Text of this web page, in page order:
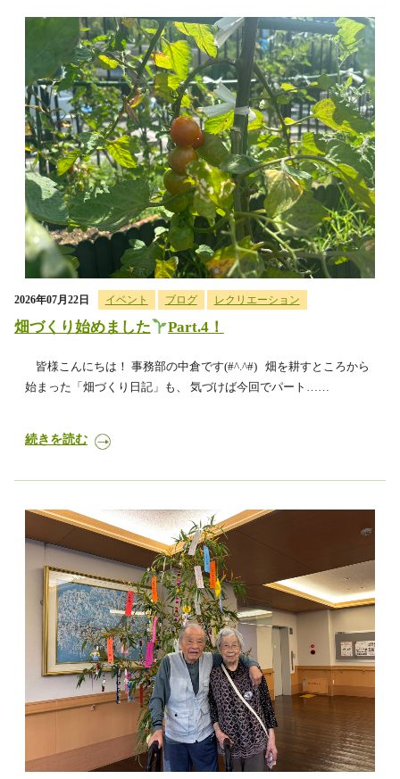
2026年07月22日 イベント ブログ レクリエーション
畑づくり始めました Part.4！
皆様こんにちは！ 事務部の中倉です(#^.^#) 畑を耕すところから
始まった「畑づくり日記」も、 気づけば今回でパート……
続きを読む